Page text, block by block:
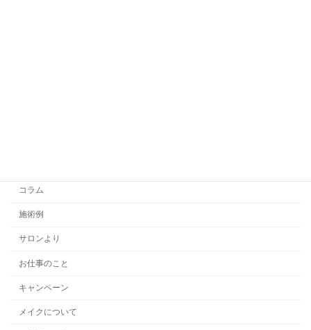
コラム
施術例
サロンより
お仕事のこと
キャンペーン
メイクについて